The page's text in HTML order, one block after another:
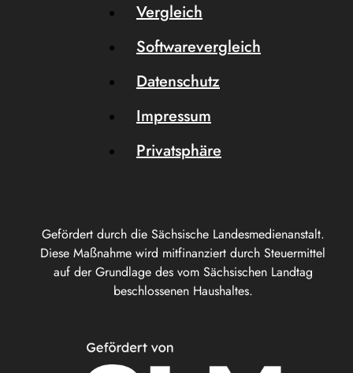
Gefördert durch die Sächsische Landesmedienanstalt.
Diese Maßnahme wird mitfinanziert durch Steuermittel
auf der Grundlage des vom Sächsischen Landtag
beschlossenen Haushaltes.
Vergleich
Softwarevergleich
Datenschutz
Impressum
Privatsphäre